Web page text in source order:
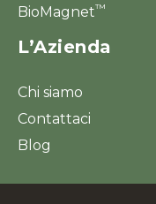
BioMagnet™
L’Azienda
Chi siamo
Contattaci
Blog